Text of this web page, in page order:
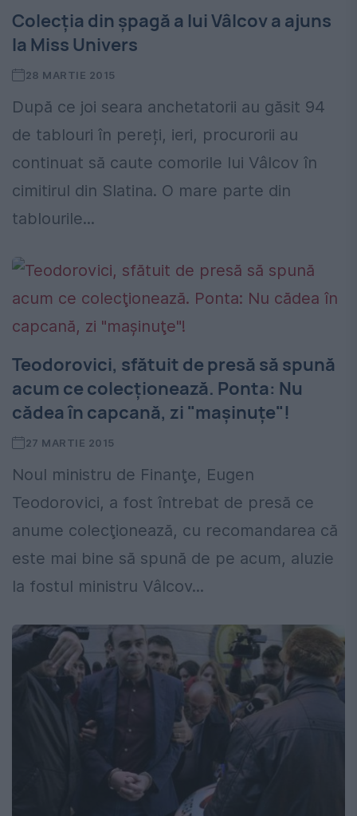
Colecția din șpagă a lui Vâlcov a ajuns
la Miss Univers
28 MARTIE 2015
După ce joi seara anchetatorii au găsit 94
de tablouri în pereți, ieri, procurorii au
continuat să caute comorile lui Vâlcov în
cimitirul din Slatina. O mare parte din
tablourile...
Teodorovici, sfătuit de presă să spună
acum ce colecţionează. Ponta: Nu
cădea în capcană, zi "maşinuţe"!
27 MARTIE 2015
Noul ministru de Finanţe, Eugen
Teodorovici, a fost întrebat de presă ce
anume colecţionează, cu recomandarea că
este mai bine să spună de pe acum, aluzie
la fostul ministru Vâlcov...